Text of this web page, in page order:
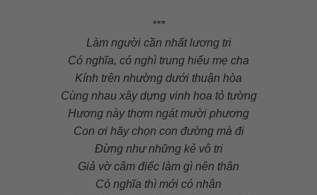
***
Làm người cần nhất lương tri
Có nghĩa, có nghì trung hiếu mẹ cha
Kính trên nhường dưới thuận hòa
Cùng nhau xây dựng vinh hoa tỏ tường
Hương này thơm ngát mười phương
Con ơi hãy chọn con đường mà đi
Đừng như những kẻ vô tri
Giả vờ câm điếc làm gì nên thân
Có nghĩa thì mới có nhân